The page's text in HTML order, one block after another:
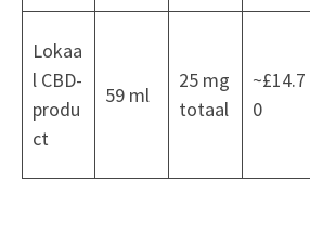
Lokaa
l CBD-
produ
ct
59 ml
25 mg
totaal
~£14.7
0